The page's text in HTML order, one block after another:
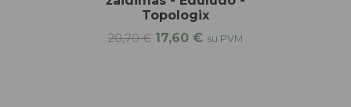
Topologix
20,70€ 17,60 € su PVM